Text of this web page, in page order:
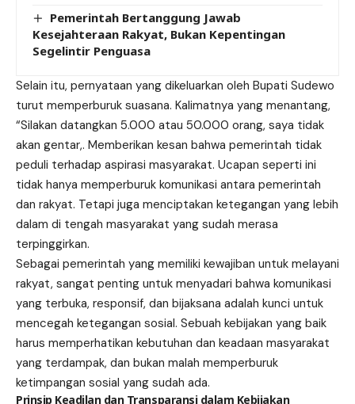
Pemerintah Bertanggung Jawab
Kesejahteraan Rakyat, Bukan Kepentingan
Segelintir Penguasa
Selain itu, pernyataan yang dikeluarkan oleh Bupati Sudewo
turut memperburuk suasana. Kalimatnya yang menantang,
“Silakan datangkan 5.000 atau 50.000 orang, saya tidak
akan gentar,. Memberikan kesan bahwa pemerintah tidak
peduli terhadap aspirasi masyarakat. Ucapan seperti ini
tidak hanya memperburuk komunikasi antara pemerintah
dan rakyat. Tetapi juga menciptakan ketegangan yang lebih
dalam di tengah masyarakat yang sudah merasa
terpinggirkan.
Sebagai pemerintah yang memiliki kewajiban untuk melayani
rakyat, sangat penting untuk menyadari bahwa komunikasi
yang terbuka, responsif, dan bijaksana adalah kunci untuk
mencegah ketegangan sosial. Sebuah kebijakan yang baik
harus memperhatikan kebutuhan dan keadaan masyarakat
yang terdampak, dan bukan malah memperburuk
ketimpangan sosial yang sudah ada.
Prinsip Keadilan dan Transparansi dalam Kebijakan